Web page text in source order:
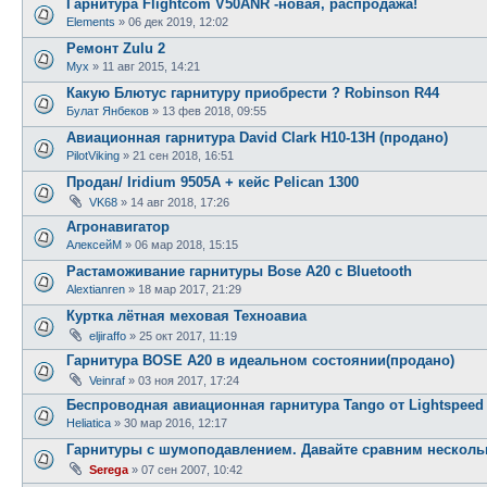
Гарнитура Flightcom V50ANR -новая, распродажа!
Elements » 06 дек 2019, 12:02
Ремонт Zulu 2
Myx » 11 авг 2015, 14:21
Какую Блютус гарнитуру приобрести ? Robinson R44
Булат Янбеков » 13 фев 2018, 09:55
Авиационная гарнитура David Clark H10-13H (продано)
PilotViking » 21 сен 2018, 16:51
Продан/ Iridium 9505A + кейс Pelican 1300
VK68 » 14 авг 2018, 17:26
Агронавигатор
АлексейМ » 06 мар 2018, 15:15
Растаможивание гарнитуры Bose A20 с Bluetooth
Alextianren » 18 мар 2017, 21:29
Куртка лётная меховая Техноавиа
eljiraffo » 25 окт 2017, 11:19
Гарнитура BOSE A20 в идеальном состоянии(продано)
Veinraf » 03 ноя 2017, 17:24
Беспроводная авиационная гарнитура Tango от Lightspeed
Heliatica » 30 мар 2016, 12:17
Гарнитуры с шумоподавлением. Давайте сравним
Serega » 07 сен 2007, 10:42